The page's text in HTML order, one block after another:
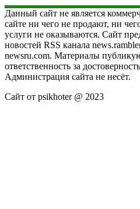
Данный сайт не является
сайте ни чего не продают, ни
услуги не оказываются. Сайт
новостей RSS канала
newsru.com. Материалы
ответственность за
Администрация сайта не несёт.
Сайт от psikhoter @ 2023